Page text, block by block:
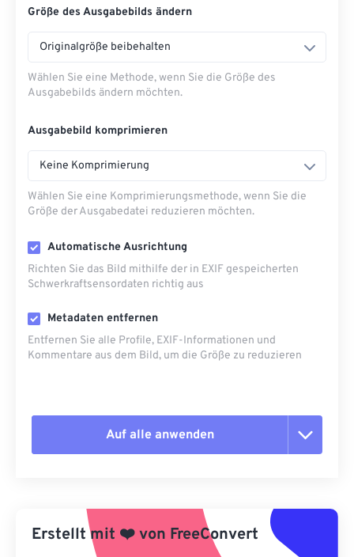
Größe des Ausgabebilds ändern
Originalgröße beibehalten
Wählen Sie eine Methode, wenn Sie die Größe des
Ausgabebilds ändern möchten.
Ausgabebild komprimieren
Keine Komprimierung
Wählen Sie eine Komprimierungsmethode, wenn Sie die
Größe der Ausgabedatei reduzieren möchten.
Automatische Ausrichtung
Richten Sie das Bild mithilfe der in EXIF ​​gespeicherten
Schwerkraftsensordaten richtig aus
Metadaten entfernen
Entfernen Sie alle Profile, EXIF-Informationen und
Kommentare aus dem Bild, um die Größe zu reduzieren
Auf alle anwenden
Aus Vorgabe anwenden
Als Vorgabe speichern
Erstellt mit ❤️von FreeConvert